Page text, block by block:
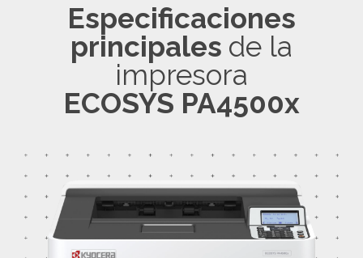
Especificaciones
principales de la
impresora
ECOSYS PA4500x